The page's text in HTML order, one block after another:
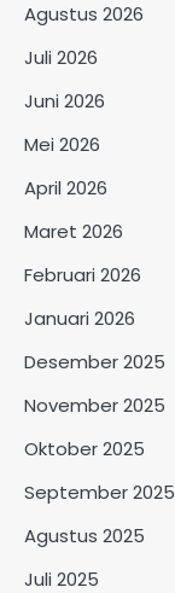
Agustus 2026
Juli 2026
Juni 2026
Mei 2026
April 2026
Maret 2026
Februari 2026
Januari 2026
Desember 2025
November 2025
Oktober 2025
September 2025
Agustus 2025
Juli 2025